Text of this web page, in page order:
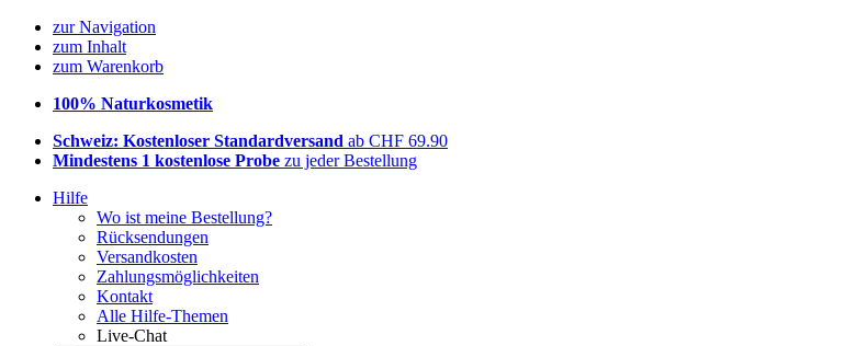
zur Navigation
zum Inhalt
zum Warenkorb
100% Naturkosmetik
Schweiz: Kostenloser Standardversand ab CHF 69.90
Mindestens 1 kostenlose Probe zu jeder Bestellung
Hilfe
Wo ist meine Bestellung?
Rücksendungen
Versandkosten
Zahlungsmöglichkeiten
Kontakt
Alle Hilfe-Themen
Live-Chat